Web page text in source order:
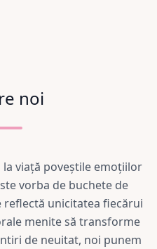
noi
la viață poveștile emoțiilor
vorba de buchete de
reflectă unicitatea fiecărui
menite să transforme
de neuitat, noi punem